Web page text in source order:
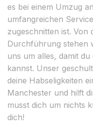
es bei einem Umzug
umfangreichen
zugeschnitten ist. Von
Durchführung stehen
uns um alles, damit
kannst. Unser
deine Habseligkeiten
Manchester und hilft
musst dich um nichts
dich!